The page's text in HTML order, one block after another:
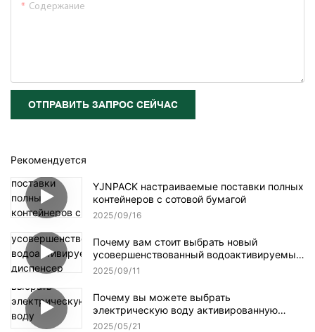
Содержание
ОТПРАВИТЬ ЗАПРОС СЕЙЧАС
Рекомендуется
YJNPACK настраиваемые поставки полных
контейнеров с сотовой бумагой
2025 09 16
Почему вам стоит выбрать новый
усовершенствованный водоактивируемый
диспенсер для клейкой ленты NT-AT 3.0?
2025 09 11
Почему вы можете выбрать
электрическую воду активированную
ленточную дозатор?
2025 05 21